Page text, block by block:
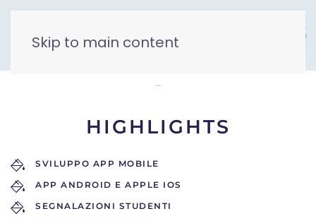
Skip to main content
HIGHLIGHTS
SVILUPPO APP MOBILE
APP ANDROID E APPLE IOS
SEGNALAZIONI STUDENTI